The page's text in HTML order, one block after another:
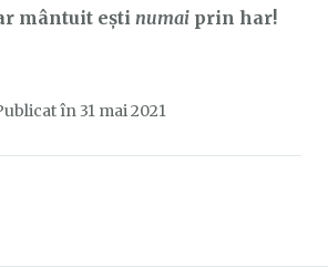
mântuit ești numai prin har!
în 31 mai 2021